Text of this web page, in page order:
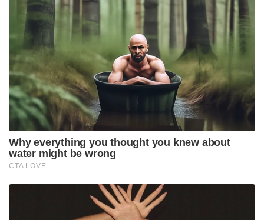
Why everything you thought you knew about
water might be wrong
CTA LOVE